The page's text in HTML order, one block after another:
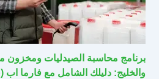
برنامج محاسبة الصيدليات ومخزون
والخليج: دليلك الشامل مع فارما اب (PharmUp)